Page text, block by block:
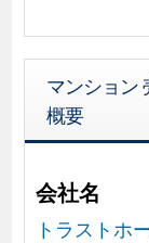
マンション
概要
会社名
トラストホ